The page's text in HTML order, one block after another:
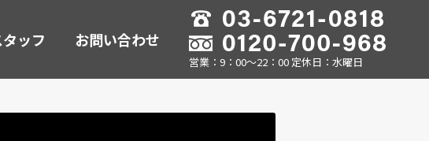
ッフ お問い合わせ
営業：9：00～22：00 定休日：水曜日